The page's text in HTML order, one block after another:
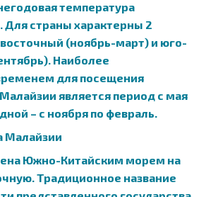
температура
Для страны характерны 2
(ноябрь-март) и юго-
Наиболее
для посещения
является период с мая
– с ноября по февраль.
Малайзии
Южно-Китайским морем на
Традиционное название